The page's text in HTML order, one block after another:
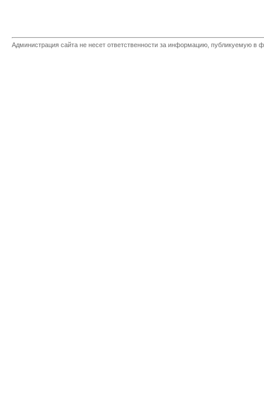
Администрация сайта не несет ответственности за информацию, публикуемую